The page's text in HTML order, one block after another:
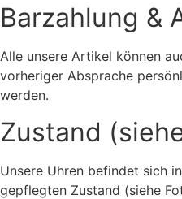
Barzahlung &
Alle unsere Artikel können
vorheriger Absprache
werden.
Zustand
Unsere Uhren befindet sich
gepflegten Zustand (siehe